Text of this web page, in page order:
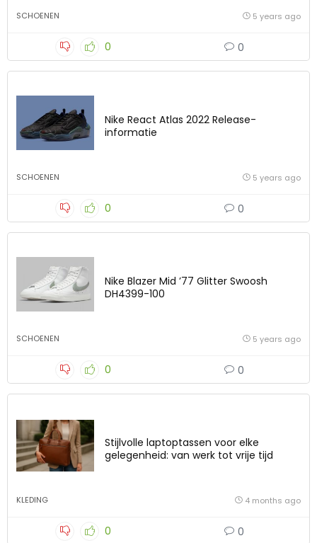
SCHOENEN 5 years ago
0 0
Nike React Atlas 2022 Release-
informatie
SCHOENEN 5 years ago
0 0
Nike Blazer Mid ’77 Glitter Swoosh
DH4399-100
SCHOENEN 5 years ago
0 0
Stijlvolle laptoptassen voor elke
gelegenheid: van werk tot vrije tijd
KLEDING 4 months ago
0 0